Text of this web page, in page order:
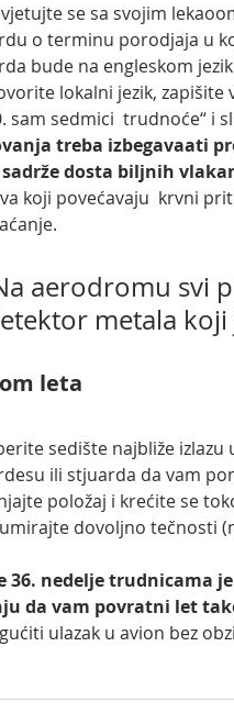
se sa svojim
o terminu porodjaja u
bude na engleskom
lokalni jezik,
sam sedmici  trudnoće“ i
treba izbegavaati
dosta biljnih
koji povećavaju  krvni
metala koji
leta
sedište najbliže
ili stjuarda da vam
položaj i krećite se
dovoljno tečnosti
36. nedelje trudnicama
da vam povratni let
ulazak u avion bez